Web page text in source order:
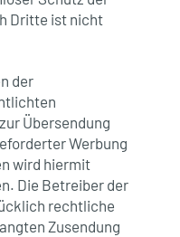
Dritte ist nicht
der
Übersendung
Werbung
wird hiermit
Die Betreiber der
rechtliche
Zusendung